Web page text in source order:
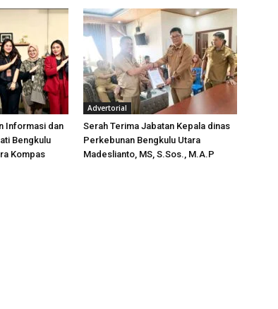
Informasi dan
Bengkulu
Kompas
Advertorial
Serah Terima Jabatan Kepala dinas
Perkebunan Bengkulu Utara
Madeslianto, MS, S.Sos., M.A.P